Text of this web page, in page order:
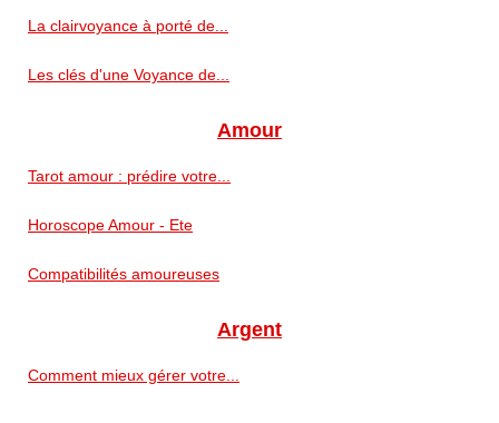
La clairvoyance à porté de...
Les clés d'une Voyance de...
Amour
Tarot amour : prédire votre...
Horoscope Amour - Ete
Compatibilités amoureuses
Argent
Comment mieux gérer votre...